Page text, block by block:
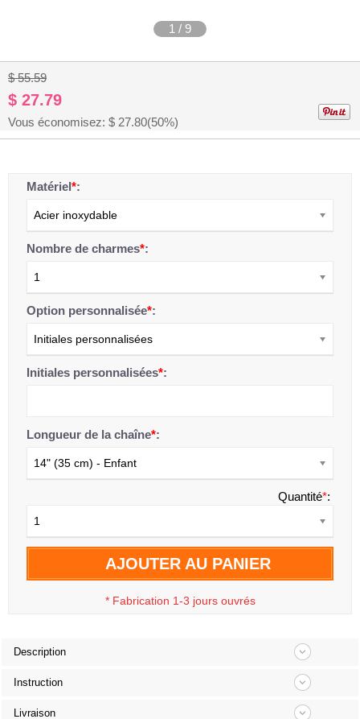
1 / 9
$ 55.59
$ 27.79
Vous économisez: $ 27.80(50%)
Matériel*:
Acier inoxydable
Nombre de charmes*:
1
Option personnalisée*:
Initiales personnalisées
Initiales personnalisées*:
Longueur de la chaîne*:
14" (35 cm) - Enfant
Quantité*:
1
AJOUTER AU PANIER
* Fabrication 1-3 jours ouvrés
Description
Instruction
Livraison